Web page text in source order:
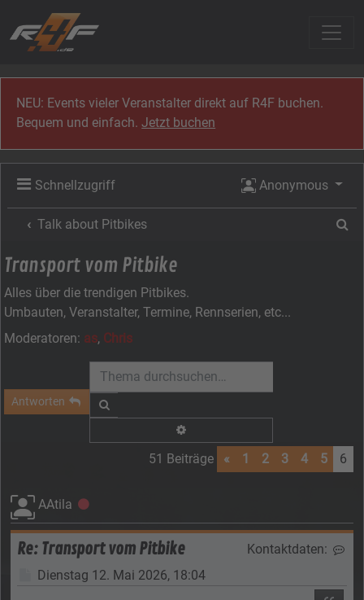
NEU: Events vieler Veranstalter direkt auf R4F buchen.
Bequem und einfach.Jetzt buchen
Schnellzugriff Anonymous
Talk about Pitbikes
Transport vom Pitbike
Alles über die trendigen Pitbikes.
Umbauten, Veranstalter, Termine, Rennserien, etc...
Moderatoren: as, Chris
Antworten
51 Beiträge « 1 2 3 4 5 6
AAtila Offline
Re: Transport vom Pitbike Kontaktdaten:
Beitrag
Dienstag 12. Mai 2026, 18:04